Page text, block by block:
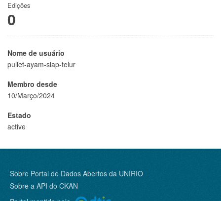
Edições
0
Nome de usuário
pullet-ayam-siap-telur
Membro desde
10/Março/2024
Estado
active
Sobre Portal de Dados Abertos da UNIRIO
Sobre a API do CKAN